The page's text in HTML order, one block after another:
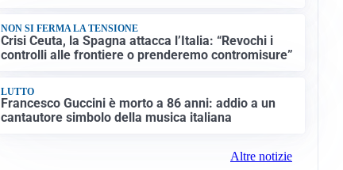
NON SI FERMA LA TENSIONE
Crisi Ceuta, la Spagna attacca l’Italia: “Revochi i
controlli alle frontiere o prenderemo contromisure”
LUTTO
Francesco Guccini è morto a 86 anni: addio a un
cantautore simbolo della musica italiana
Altre notizie